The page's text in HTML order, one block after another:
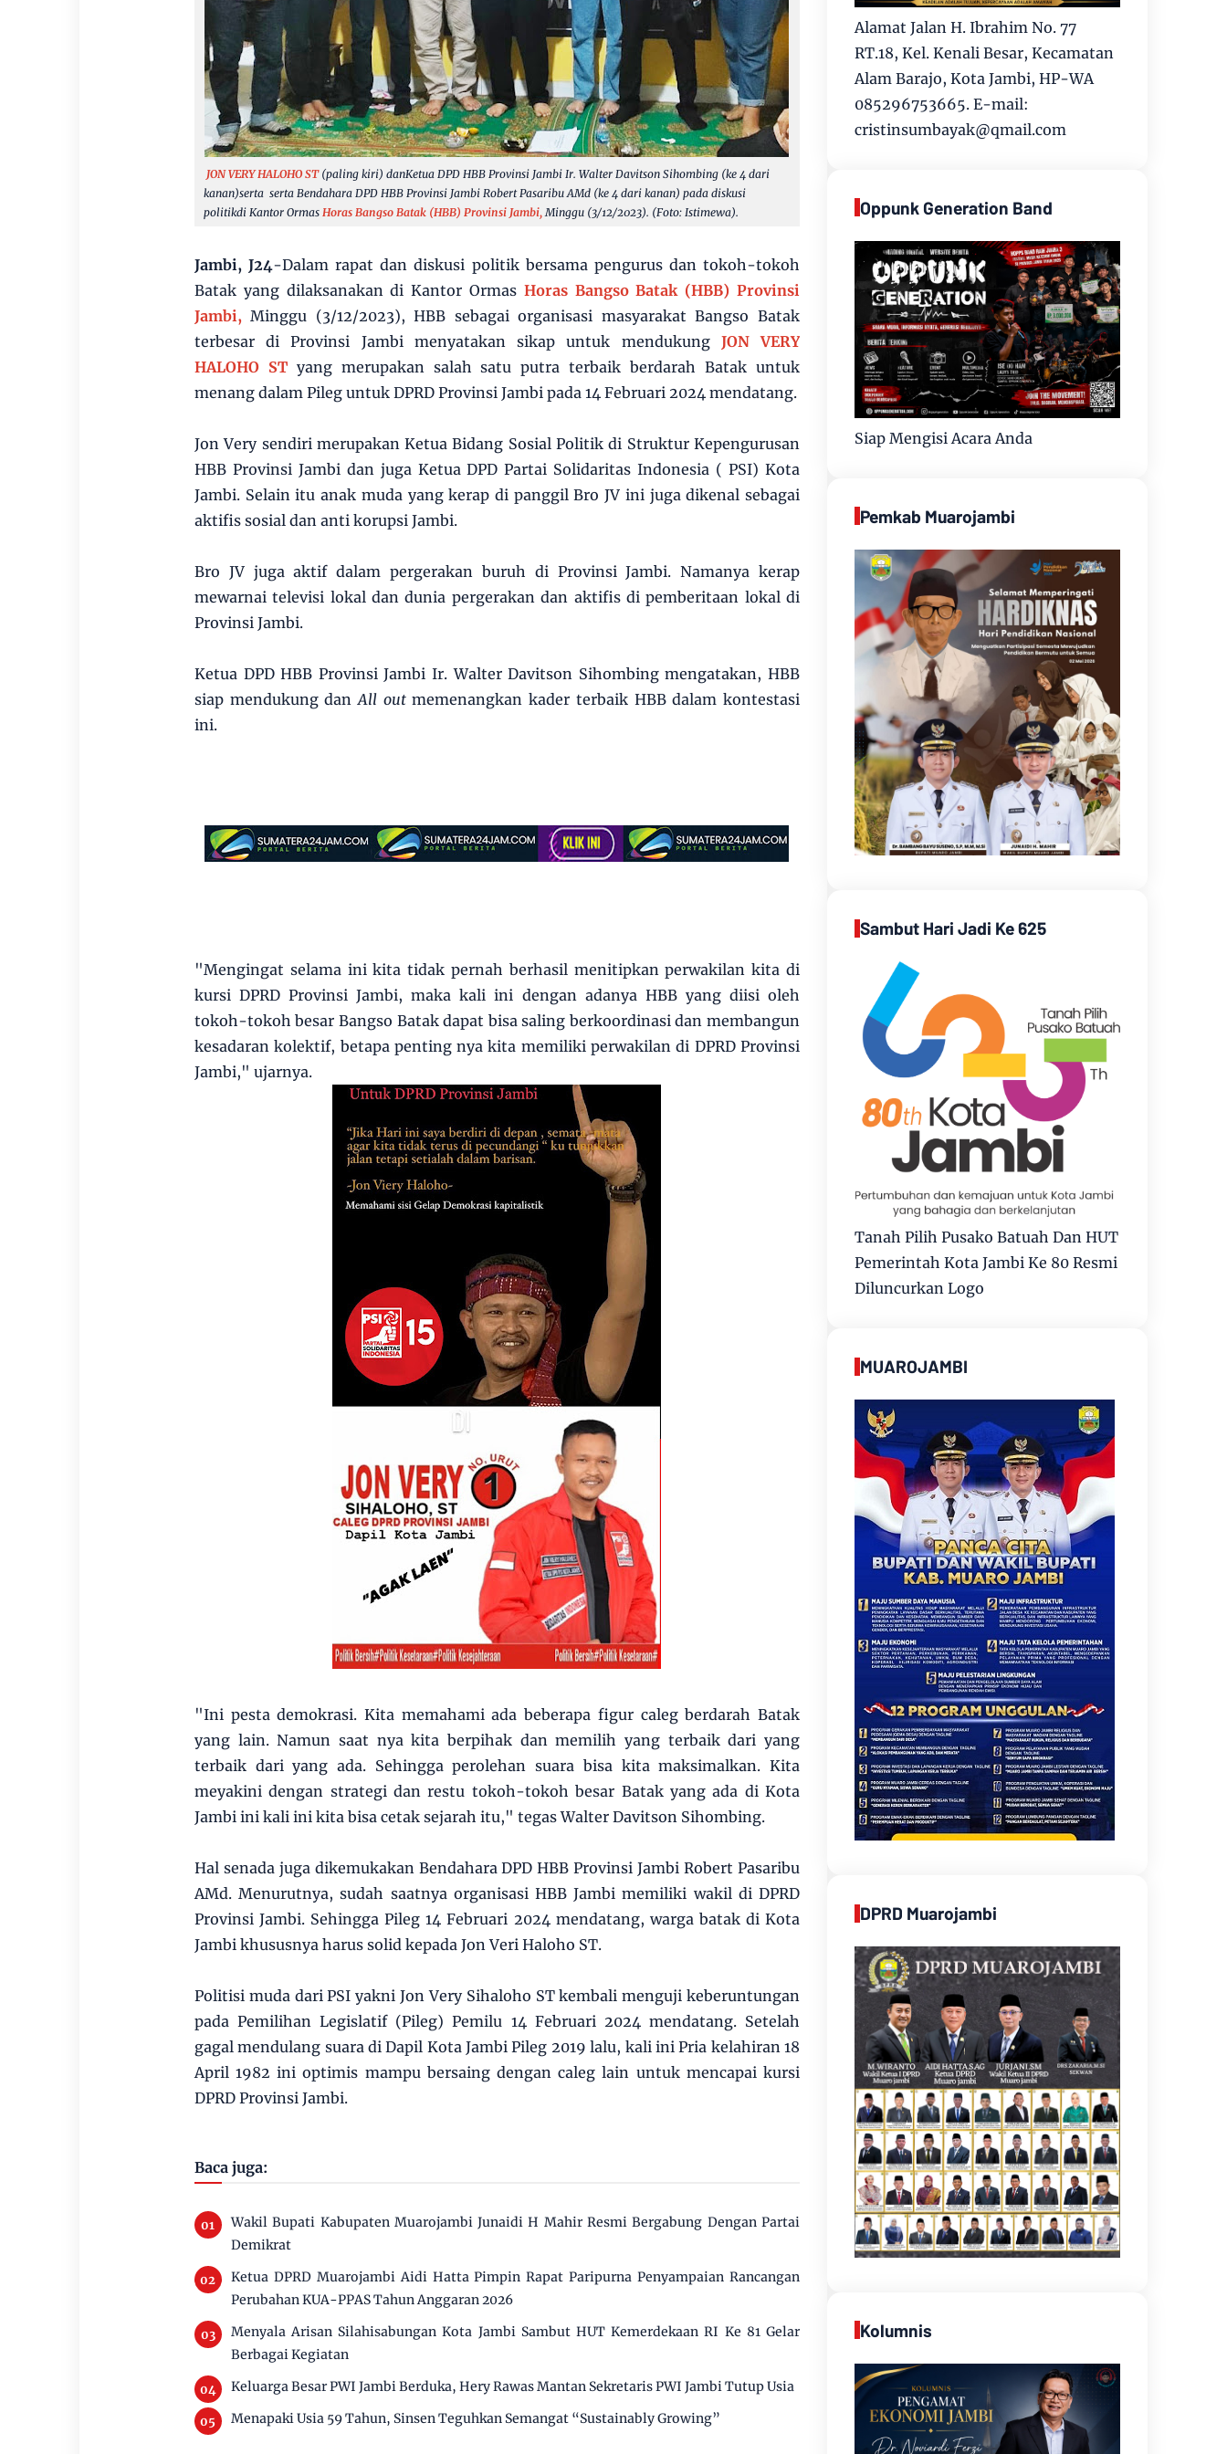
JON VERY HALOHO ST(paling kiri) danKetua DPD HBB Provinsi Jambi Ir. Walter Davitson Sihombing (ke 4 dari
kanan)serta serta Bendahara DPD HBB Provinsi Jambi Robert Pasaribu AMd (ke 4 dari kanan) pada diskusi
politikdi Kantor Ormas Horas Bangso Batak (HBB) Provinsi Jambi,Minggu (3/12/2023). (Foto: Istimewa).
Jambi, J24-Dalam rapat dan diskusi politik bersama pengurus dan tokoh-tokoh
Batak yang dilaksanakan di Kantor Ormas Horas Bangso Batak (HBB) Provinsi
Jambi,Minggu (3/12/2023), HBB sebagai organisasi masyarakat Bangso Batak
terbesar di Provinsi Jambi menyatakan sikap untuk mendukung JON VERY
HALOHO STyang merupakan salah satu putra terbaik berdarah Batak untuk
menang dalam Pileg untuk DPRD Provinsi Jambi pada 14 Februari 2024 mendatang.
Jon Very sendiri merupakan Ketua Bidang Sosial Politik di Struktur Kepengurusan
HBB Provinsi Jambi dan juga Ketua DPD Partai Solidaritas Indonesia ( PSI) Kota
Jambi. Selain itu anak muda yang kerap di panggil Bro JV ini juga dikenal sebagai
aktifis sosial dan anti korupsi Jambi.
Bro JV juga aktif dalam pergerakan buruh di Provinsi Jambi. Namanya kerap
mewarnai televisi lokal dan dunia pergerakan dan aktifis di pemberitaan lokal di
Provinsi Jambi.
Ketua DPD HBB Provinsi Jambi Ir. Walter Davitson Sihombing mengatakan, HBB
siap mendukung danAll outmemenangkan kader terbaik HBB dalam kontestasi
ini.
"Mengingat selama ini kita tidak pernah berhasil menitipkan perwakilan kita di
kursi DPRD Provinsi Jambi, maka kali ini dengan adanya HBB yang diisi oleh
tokoh-tokoh besar Bangso Batak dapat bisa saling berkoordinasi dan membangun
kesadaran kolektif, betapa penting nya kita memiliki perwakilan di DPRD Provinsi
Jambi," ujarnya.
"Ini pesta demokrasi. Kita memahami ada beberapa figur caleg berdarah Batak
yang lain. Namun saat nya kita berpihak dan memilih yang terbaik dari yang
terbaik dari yang ada. Sehingga perolehan suara bisa kita maksimalkan. Kita
meyakini dengan strategi dan restu tokoh-tokoh besar Batak yang ada di Kota
Jambi ini kali ini kita bisa cetak sejarah itu," tegas Walter Davitson Sihombing.
Hal senada juga dikemukakan Bendahara DPD HBB Provinsi Jambi Robert Pasaribu
AMd. Menurutnya, sudah saatnya organisasi HBB Jambi memiliki wakil di DPRD
Provinsi Jambi. Sehingga Pileg 14 Februari 2024 mendatang, warga batak di Kota
Jambi khususnya harus solid kepada Jon Veri Haloho ST.
Politisi muda dari PSI yakni Jon Very Sihaloho ST kembali menguji keberuntungan
pada Pemilihan Legislatif (Pileg) Pemilu 14 Februari 2024 mendatang. Setelah
gagal mendulang suara di Dapil Kota Jambi Pileg 2019 lalu, kali ini Pria kelahiran 18
April 1982 ini optimis mampu bersaing dengan caleg lain untuk mencapai kursi
DPRD Provinsi Jambi.
Baca juga:
Wakil Bupati Kabupaten Muarojambi Junaidi H Mahir Resmi Bergabung Dengan Partai
Demikrat
Ketua DPRD Muarojambi Aidi Hatta Pimpin Rapat Paripurna Penyampaian Rancangan
Perubahan KUA-PPAS Tahun Anggaran 2026
Menyala Arisan Silahisabungan Kota Jambi Sambut HUT Kemerdekaan RI Ke 81 Gelar
Berbagai Kegiatan
Keluarga Besar PWI Jambi Berduka, Hery Rawas Mantan Sekretaris PWI Jambi Tutup Usia
Menapaki Usia 59 Tahun, Sinsen Teguhkan Semangat “Sustainably Growing”
Alamat Jalan H. Ibrahim No. 77
RT.18, Kel. Kenali Besar, Kecamatan
Alam Barajo, Kota Jambi, HP-WA
085296753665. E-mail:
cristinsumbayak@qmail.com
Oppunk Generation Band
Siap Mengisi Acara Anda
Pemkab Muarojambi
Sambut Hari Jadi Ke 625
Tanah Pilih Pusako Batuah Dan HUT
Pemerintah Kota Jambi Ke 80 Resmi
Diluncurkan Logo
MUAROJAMBI
DPRD Muarojambi
Kolumnis